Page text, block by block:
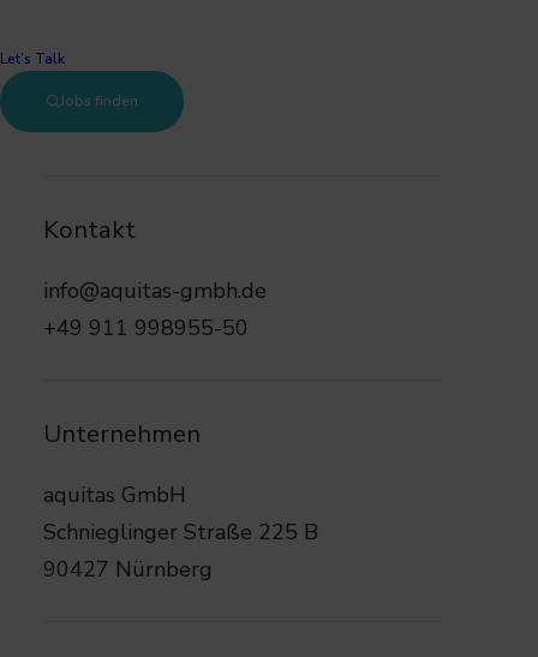
Let’s Talk
Jobs finden
Kontakt
info@aquitas-gmbh.de
+49 911 998955-50
Unternehmen
aquitas GmbH
Schnieglinger Straße 225 B
90427 Nürnberg